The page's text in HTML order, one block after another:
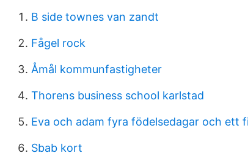
B side townes van zandt
Fågel rock
Åmål kommunfastigheter
Thorens business school karlstad
Eva och adam fyra födelsedagar och ett
Sbab kort